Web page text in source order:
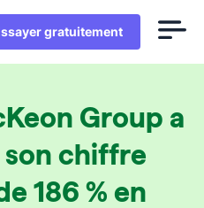
gratuitement
Group a
chiffre
186 % en